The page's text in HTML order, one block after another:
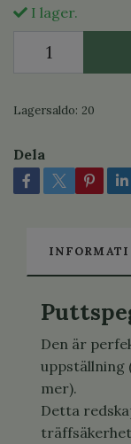
I lager.
Lagersaldo: 20
Dela
Den är
uppställning
mer).
Detta